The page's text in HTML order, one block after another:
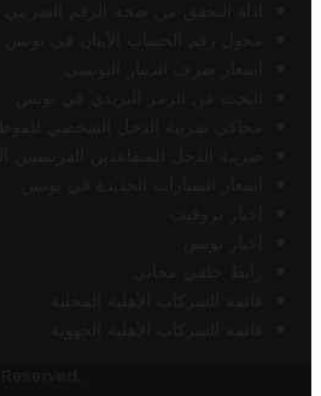
أداة التحقق من صحة الرقم الضريبي
محول رقم الحساب الآيبان في تونس
أسعار صرف الدينار التونسي
البحث عن الرمز البريدي في تونس
محاكي ضريبة الدخل الشخصي
ضريبة الدخل للمتقاعدين الفرنسيين
أسعار السيارات الجديدة في تونس
أخبار تروفيت
أخبار تونس
رابط خلفي مجاني
قائمة الشركات الأهلية المحلية
قائمة الشركات الأهلية الجهوية